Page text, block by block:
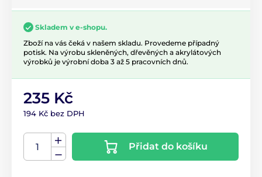
Skladem v e-shopu.
Zboží na vás čeká v našem skladu. Provedeme případný
potisk. Na výrobu skleněných, dřevěných a akrylátových
výrobků je výrobní doba 3 až 5 pracovních dnů.
235 Kč
194 Kč bez DPH
Přidat do košíku